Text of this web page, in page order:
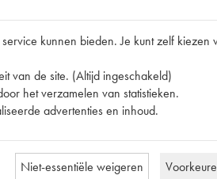
kunnen bieden. Je kunt zelf kiezen
van de site. (Altijd ingeschakeld)
het verzamelen van statistieken.
advertenties en inhoud.
Niet-essentiële weigeren